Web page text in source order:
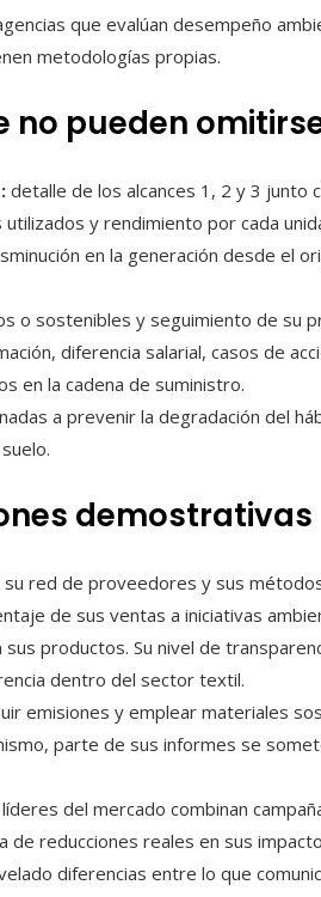
que evalúan desempeño
metodologías propias.
no pueden
detalle de los alcances 1, 2 y 3 junto
y rendimiento por cada
en la generación desde el
o sostenibles y seguimiento de su
diferencia salarial, casos de
en la cadena de suministro.
a prevenir la degradación del
demostrativas
red de proveedores y sus
de sus ventas a iniciativas
productos. Su nivel de
dentro del sector textil.
emisiones y emplear materiales
parte de sus informes se
del mercado combinan
de reducciones reales en sus
diferencias entre lo que